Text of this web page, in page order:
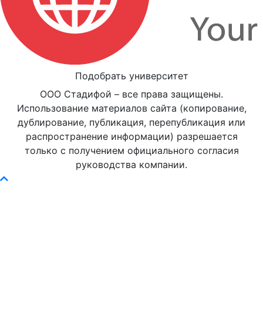
Подобрать университет
ООО Стадифой – все права защищены.
Использование материалов сайта (копирование,
дублирование, публикация, перепубликация или
распространение информации) разрешается
только с получением официального согласия
руководства компании.